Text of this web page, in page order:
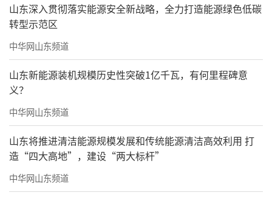
山东深入贯彻落实能源安全新战略，全力打造能源绿色低碳
转型示范区
中华网山东频道
山东新能源装机规模历史性突破1亿千瓦，有何里程碑意
义？
中华网山东频道
山东将推进清洁能源规模发展和传统能源清洁高效利用 打
造“四大高地”，建设“两大标杆”
中华网山东频道